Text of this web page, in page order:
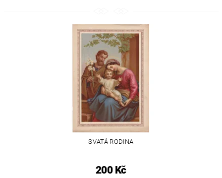
SVATÁ RODINA
200 Kč